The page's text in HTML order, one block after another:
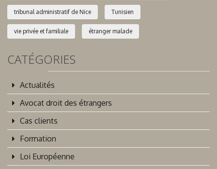
tribunal administratif de Nice Tunisien
vie privée et familiale étranger malade
CATÉGORIES
Actualités
Avocat droit des étrangers
Cas clients
Formation
Loi Européenne